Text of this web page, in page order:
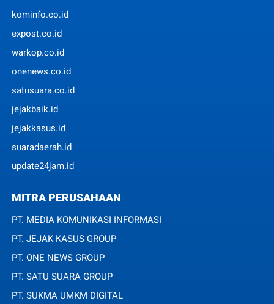
kominfo.co.id
expost.co.id
warkop.co.id
onenews.co.id
satusuara.co.id
jejakbaik.id
jejakkasus.id
suaradaerah.id
update24jam.id
MITRA PERUSAHAAN
PT. MEDIA KOMUNIKASI INFORMASI
PT. JEJAK KASUS GROUP
PT. ONE NEWS GROUP
PT. SATU SUARA GROUP
PT. SUKMA UMKM DIGITAL